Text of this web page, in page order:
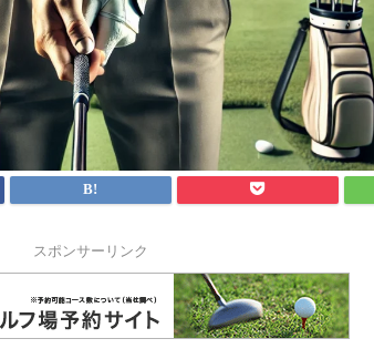
スポンサーリンク